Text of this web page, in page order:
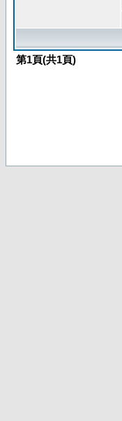
第1頁(共1頁)